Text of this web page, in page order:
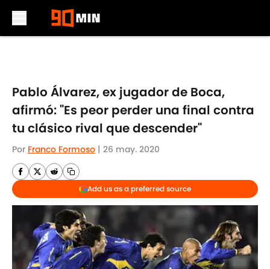
Pablo Álvarez, ex jugador de Boca,
afirmó: "Es peor perder una final contra
tu clásico rival que descender"
Por Franco Formoso | 26 may. 2020
Add us as a preferred source